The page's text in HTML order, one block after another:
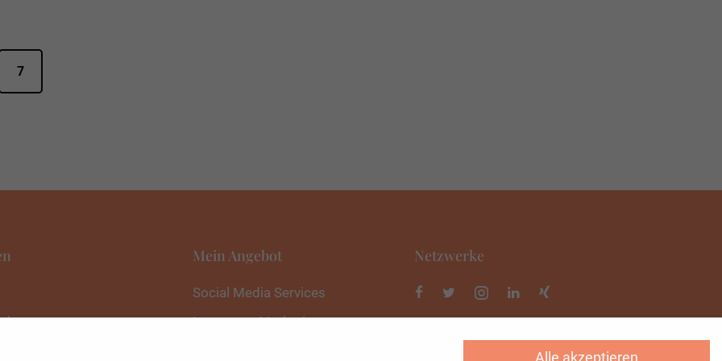
7
Mein Angebot
Social Media Services
Instagram Marketing
Netzwerke